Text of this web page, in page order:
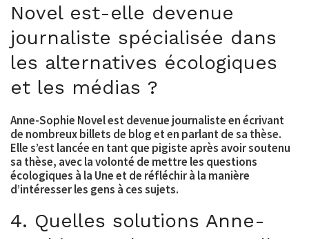
Novel est-elle devenue
journaliste spécialisée dans
les alternatives écologiques
et les médias ?
Anne-Sophie Novel est devenue journaliste en écrivant
de nombreux billets de blog et en parlant de sa thèse.
Elle s’est lancée en tant que pigiste après avoir soutenu
sa thèse, avec la volonté de mettre les questions
écologiques à la Une et de réfléchir à la manière
d’intéresser les gens à ces sujets.
4. Quelles solutions Anne-